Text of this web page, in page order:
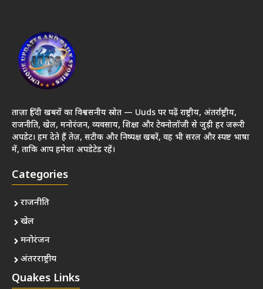
ताज़ा हिंदी खबरों का विश्वसनीय स्रोत — Uuds पर पढ़ें राष्ट्रीय, अंतर्राष्ट्रीय,
राजनीति, खेल, मनोरंजन, व्यवसाय, शिक्षा और टेक्नोलॉजी से जुड़ी हर जरूरी
अपडेट। हम देते हैं तेज़, सटीक और निष्पक्ष खबरें, वह भी सरल और स्पष्ट भाषा
में, ताकि आप हमेशा अपडेटेड रहें।
Categories
राजनीति
खेल
मनोरंजन
अंतरराष्ट्रीय
Quakes Links